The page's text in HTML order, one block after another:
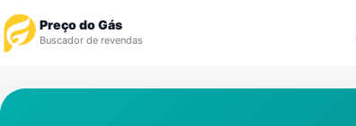
Preço do Gás
Buscador de revendas